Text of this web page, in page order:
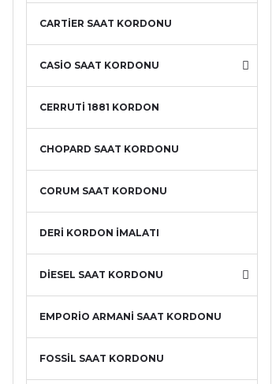
CARTİER SAAT KORDONU
CASİO SAAT KORDONU
CERRUTİ 1881 KORDON
CHOPARD SAAT KORDONU
CORUM SAAT KORDONU
DERİ KORDON İMALATI
DİESEL SAAT KORDONU
EMPORİO ARMANİ SAAT KORDONU
FOSSİL SAAT KORDONU